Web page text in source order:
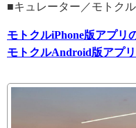
■キュレーター／モトク
モトクルiPhone版アプリ
モトクルAndroid版アプ